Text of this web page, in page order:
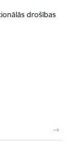
drošības